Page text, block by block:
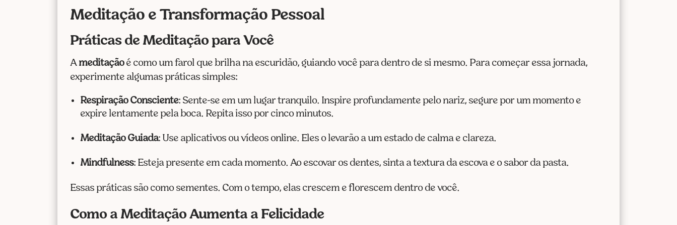
Meditação e Transformação Pessoal
Práticas de Meditação para Você
A meditaçãoé como um farol que brilha na escuridão, guiando você para dentro de si mesmo. Para começar essa jornada,
experimente algumas práticas simples:
Respiração Consciente: Sente-se em um lugar tranquilo. Inspire profundamente pelo nariz, segure por um momento e
expire lentamente pela boca. Repita isso por cinco minutos.
Meditação Guiada: Use aplicativos ou vídeos online. Eles o levarão a um estado de calma e clareza.
Mindfulness: Esteja presente em cada momento. Ao escovar os dentes, sinta a textura da escova e o sabor da pasta.
Essas práticas são como sementes. Com o tempo, elas crescem e florescem dentro de você.
Como a Meditação Aumenta a Felicidade